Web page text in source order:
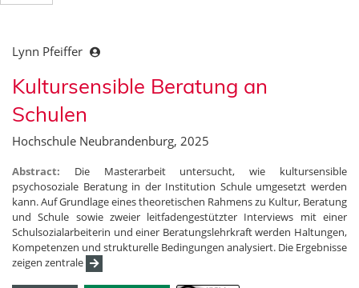
Lynn Pfeiffer
Kultursensible Beratung an
Schulen
Hochschule Neubrandenburg, 2025
Abstract: Die Masterarbeit untersucht, wie kultursensible
psychosoziale Beratung in der Institution Schule umgesetzt werden
kann. Auf Grundlage eines theoretischen Rahmens zu Kultur, Beratung
und Schule sowie zweier leitfadengestützter Interviews mit einer
Schulsozialarbeiterin und einer Beratungslehrkraft werden Haltungen,
Kompetenzen und strukturelle Bedingungen analysiert. Die Ergebnisse
zeigen zentrale